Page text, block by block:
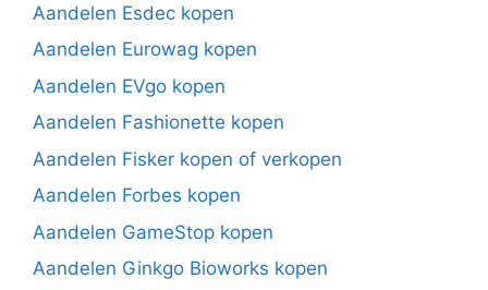
Aandelen Esdec kopen
Aandelen Eurowag kopen
Aandelen EVgo kopen
Aandelen Fashionette kopen
Aandelen Fisker kopen of verkopen
Aandelen Forbes kopen
Aandelen GameStop kopen
Aandelen Ginkgo Bioworks kopen